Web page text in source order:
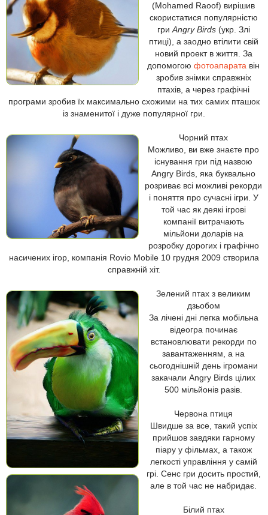
(Mohamed Raoof) вирішив
скористатися популярністю
гри Angry Birds(укр. Злі
птиці), а заодно втілити свій
новий проект в життя. За
допомогою фотоапарата він
зробив знімки справжніх
птахів, а через графічні
програми зробив їх максимально схожими на тих самих пташок
із знаменитої і дуже популярної гри.
Чорний птах
Можливо, ви вже знаєте про
існування гри під назвою
Angry Birds, яка буквально
розриває всі можливі рекорди
і поняття про сучасні ігри. У
той час як деякі ігрові
компанії витрачають
мільйони доларів на
розробку дорогих і графічно
насичених ігор, компанія Rovio Mobile 10 грудня 2009 створила
справжній хіт.
Зелений птах з великим
дзьобом
За лічені дні легка мобільна
відеогра починає
встановлювати рекорди по
завантаженням, а на
сьогоднішній день ігромани
закачали Angry Birds цілих
500 мільйонів разів.
Червона птиця
Швидше за все, такий успіх
прийшов завдяки гарному
піару у фільмах, а також
легкості управління у самій
грі. Сенс гри досить простий,
але в той час не набридає.
Білий птах